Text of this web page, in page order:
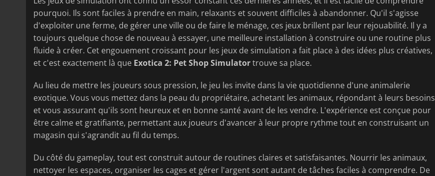
pourquoi. Ils sont faciles à prendre en main, relaxants et souvent difficiles à abandonner. Qu'il s'agisse
d'exploiter une ferme, de gérer une ville ou de faire le ménage, ces jeux brillent par leur rejouabilité. Il y a
toujours quelque chose de nouveau à essayer, une meilleure installation à construire ou une routine plus
fluide à créer. Cet engouement croissant pour les jeux de simulation a fait place à des idées plus créatives,
et c'est exactement là que Exotica 2: Pet Shop Simulatortrouve sa place.
Au lieu de mettre les joueurs sous pression, le jeu les invite dans la vie quotidienne d'une animalerie
exotique. Vous vous mettez dans la peau du propriétaire, achetant les animaux, répondant à leurs besoins
et vous assurant qu'ils sont heureux et en bonne santé avant de les vendre. L'expérience est conçue pour
être calme et gratifiante, permettant aux joueurs d'avancer à leur propre rythme tout en construisant un
magasin qui s'agrandit au fil du temps.
Du côté du gameplay, tout est construit autour de routines claires et satisfaisantes. Nourrir les animaux,
nettoyer les espaces, organiser les cages et gérer l'argent sont autant de tâches faciles à comprendre. De